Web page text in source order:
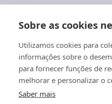
Sobre as cookies
Utilizamos cookies para
informações sobre o
para fornecer funções de
melhorar e personalizar o
Saber mais
Investidores
1999 - 2026 © JBT Marel